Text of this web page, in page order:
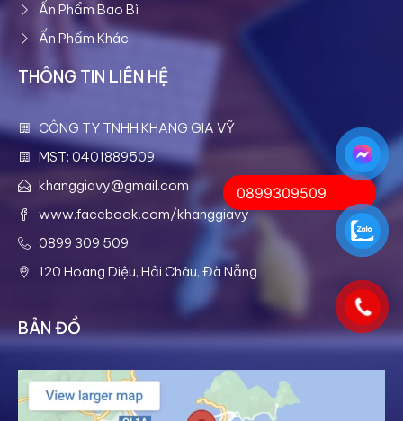
Ấn Phẩm Bao Bì
Ấn Phẩm Khác
THÔNG TIN LIÊN HỆ
CÔNG TY TNHH KHANG GIA VỸ
MST: 0401889509
khanggiavy@gmail.com
www.facebook.com/khanggiavy
0899 309 509
120 Hoàng Diệu, Hải Châu, Đà Nẵng
BẢN ĐỒ
0899309509